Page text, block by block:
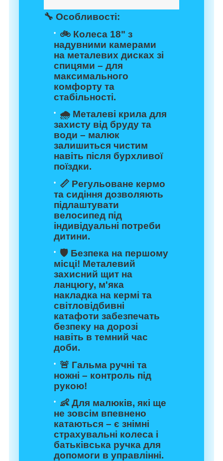
🔧 Особливості:
🚲 Колеса 18" з
надувними камерами
на металевих дисках зі
спицями – для
максимального
комфорту та
стабільності.
🌧️ Металеві крила для
захисту від бруду та
води – малюк
залишиться чистим
навіть після бурхливої
поїздки.
📏 Регульоване кермо
та сидіння дозволяють
підлаштувати
велосипед під
індивідуальні потреби
дитини.
🛡️ Безпека на першому
місці! Металевий
захисний щит на
ланцюгу, м'яка
накладка на кермі та
світловідбивні
катафоти забезпечать
безпеку на дорозі
навіть в темний час
доби.
🚨 Гальма ручні та
ножні – контроль під
рукою!
👶 Для малюків, які ще
не зовсім впевнено
катаються – є знімні
страхувальні колеса і
батьківська ручка для
допомоги в управлінні.